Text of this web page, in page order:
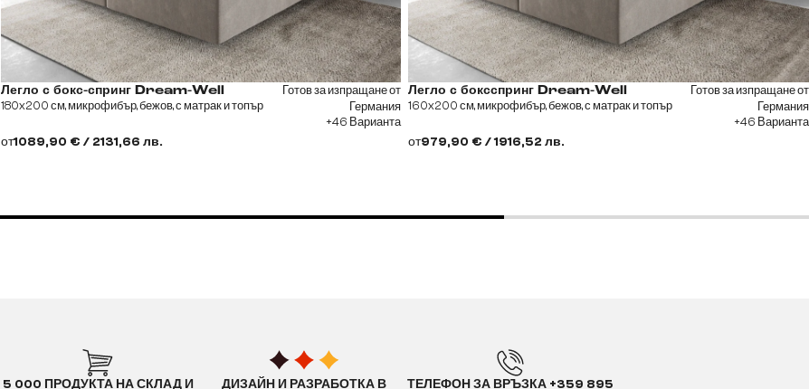
Легло с бокс-спринг Dream-Well
180x200 см, микрофибър, бежов, с матрак и топър
от1089,90 € / 2131,66 лв.
Готов за изпращане от
Германия
+46 Варианта
Легло с боксспринг Dream-Well
160x200 см, микрофибър, бежов, с матрак и топър
от979,90 € / 1916,52 лв.
Готов за изпращане от
Германия
+46 Варианта
5 000 ПРОДУКТА НА СКЛАД И
ДИЗАЙН И РАЗРАБОТКА В
ТЕЛЕФОН ЗА ВРЪЗКА +359 895